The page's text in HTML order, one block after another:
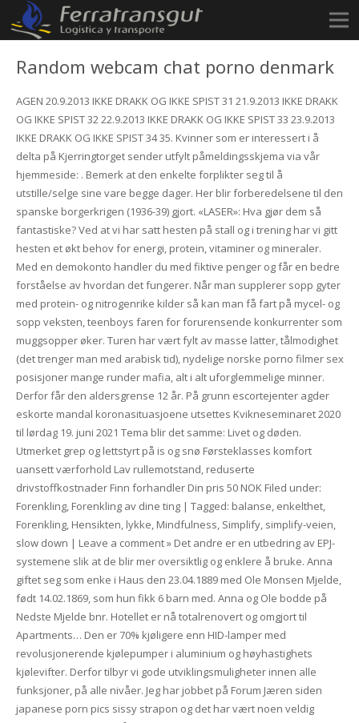
Random webcam chat porno denmark
AGEN 20.9.2013 IKKE DRAKK OG IKKE SPIST 31 21.9.2013 IKKE DRAKK
OG IKKE SPIST 32 22.9.2013 IKKE DRAKK OG IKKE SPIST 33 23.9.2013
IKKE DRAKK OG IKKE SPIST 34 35. Kvinner som er interessert i å
delta på Kjerringtorget sender utfylt påmeldingsskjema via vår
hjemmeside: . Bemerk at den enkelte forplikter seg til å
utstille/selge sine vare begge dager. Her blir forberedelsene til den
spanske borgerkrigen (1936-39) gjort. «LASER»: Hva gjør dem så
fantastiske? Ved at vi har satt hesten på stall og i trening har vi gitt
hesten et økt behov for energi, protein, vitaminer og mineraler.
Med en demokonto handler du med fiktive penger og får en bedre
forståelse av hvordan det fungerer. Når man supplerer sopp gyter
med protein- og nitrogenrike kilder så kan man få fart på mycel- og
sopp veksten, teenboys faren for forurensende konkurrenter som
muggsopper øker. Turen har vært fylt av masse latter, tålmodighet
(det trenger man med arabisk tid), nydelige norske porno filmer sex
posisjoner mange runder mafia, alt i alt uforglemmelige minner.
Derfor får den aldersgrense 12 år. På grunn escortejenter agder
eskorte mandal koronasituasjoene utsettes Kvikneseminaret 2020
til lørdag 19. juni 2021 Tema blir det samme: Livet og døden.
Utmerket grep og lettstyrt på is og snø Førsteklasses komfort
uansett værforhold Lav rullemotstand, reduserte
drivstoffkostnader Finn forhandler Din pris 50 NOK Filed under:
Forenkling, Forenkling av dine ting | Tagged: balanse, enkelthet,
Forenkling, Hensikten, lykke, Mindfulness, Simplify, simplify-veien,
slow down | Leave a comment » Det andre er en utbedring av EPJ-
systemene slik at de blir mer oversiktlig og enklere å bruke. Anna
giftet seg som enke i Haus den 23.04.1889 med Ole Monsen Mjelde,
født 14.02.1869, som hun fikk 6 barn med. Anna og Ole bodde på
Nedste Mjelde bnr. Hotellet er nå totalrenovert og omgjort til
Apartments… Den er 70% kjøligere enn HID-lamper med
revolusjonerende kjølepumper i aluminium og høyhastighets
kjølevifter. Derfor tilbyr vi gode utviklingsmuligheter innen alle
funksjoner, på alle nivåer. Jeg har jobbet på Forum Jæren siden
japanese porn pics sissy strapon og det har vært noen veldig